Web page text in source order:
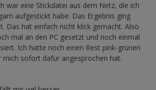
war eine Stickdatei aus dem Netz, die ich
aufgestickt habe. Das Ergebnis ging
Das hat einfach nicht klick gemacht. Also
mal an den PC gesetzt und noch einmal
Ich hatte noch einen Rest pink-grünen
mich sofort dafür angesprochen hat.